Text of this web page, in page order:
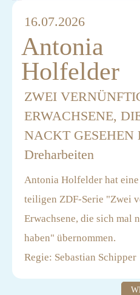
16.07.2026
Antonia
Holfelder
ZWEI
ERWACHSENE,
NACKT GESEHEN
Dreharbeiten
Antonia Holfelder hat
teiligen ZDF-Serie "Zwei
Erwachsene, die sich mal
haben" übernommen.
Regie: Sebastian Schipper
Produktion: Turbine